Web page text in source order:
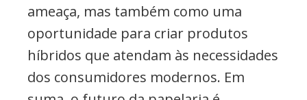
ameaça, mas também como uma
oportunidade para criar produtos
híbridos que atendam às necessidades
dos consumidores modernos. Em